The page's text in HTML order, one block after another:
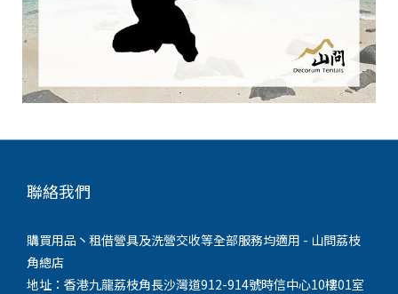
聯絡我們
購買用品丶租借營具及洗營交收等全部服務均適用 - 山問荔枝
角總店
地址：香港九龍荔枝角長沙灣道912-914號時信中心10樓01室